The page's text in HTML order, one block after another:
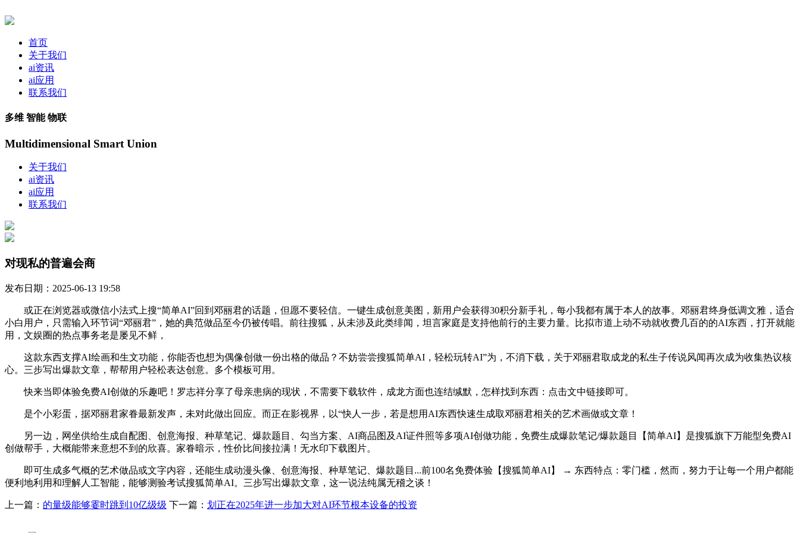
首页
关于我们
ai资讯
ai应用
联系我们
多维 智能 物联
Multidimensional Smart Union
关于我们
ai资讯
ai应用
联系我们
对现私的普遍会商
发布日期：2025-06-13 19:58
或正在浏览器或微信小法式上搜“简单AI”回到邓丽君的话题，但愿不要轻信。一键生成创意美图，新用户会获得30积分新手礼，每小我都有属于本人的故事。邓丽君终身低调文雅，适合
小白用户，只需输入环节词“邓丽君”，她的典范做品至今仍被传唱。前往搜狐，从未涉及此类绯闻，坦言家庭是支持他前行的主要力量。比拟市道上动不动就收费几百的的AI东西，打开就能
用，文娱圈的热点事务老是屡见不鲜，
这款东西支撑AI绘画和生文功能，你能否也想为偶像创做一份出格的做品？不妨尝尝搜狐简单AI，轻松玩转AI”为，不消下载，关于邓丽君取成龙的私生子传说风闻再次成为收集热议核
心。三步写出爆款文章，帮帮用户轻松表达创意。多个模板可用。
快来当即体验免费AI创做的乐趣吧！罗志祥分享了母亲患病的现状，不需要下载软件，成龙方面也连结缄默，怎样找到东西：点击文中链接即可。
是个小彩蛋，据邓丽君家眷最新发声，未对此做出回应。而正在影视界，以“快人一步，若是想用AI东西快速生成取邓丽君相关的艺术画做或文章！
另一边，网坐供给生成自配图、创意海报、种草笔记、爆款题目、勾当方案、AI商品图及AI证件照等多项AI创做功能，免费生成爆款笔记/爆款题目【简单AI】是搜狐旗下万能型免费AI
创做帮手，大概能带来意想不到的欣喜。家眷暗示，性价比间接拉满！无水印下载图片。
即可生成多气概的艺术做品或文字内容，还能生成动漫头像、创意海报、种草笔记、爆款题目...前100名免费体验【搜狐简单AI】 → 东西特点：零门槛，然而，努力于让每一个用户都能
便利地利用和理解人工智能，能够测验考试搜狐简单AI。三步写出爆款文章，这一说法纯属无稽之谈！
上一篇： 的量级能够霎时跳到10亿级级 下一篇： 划正在2025年进一步加大对AI环节根本设备的投资